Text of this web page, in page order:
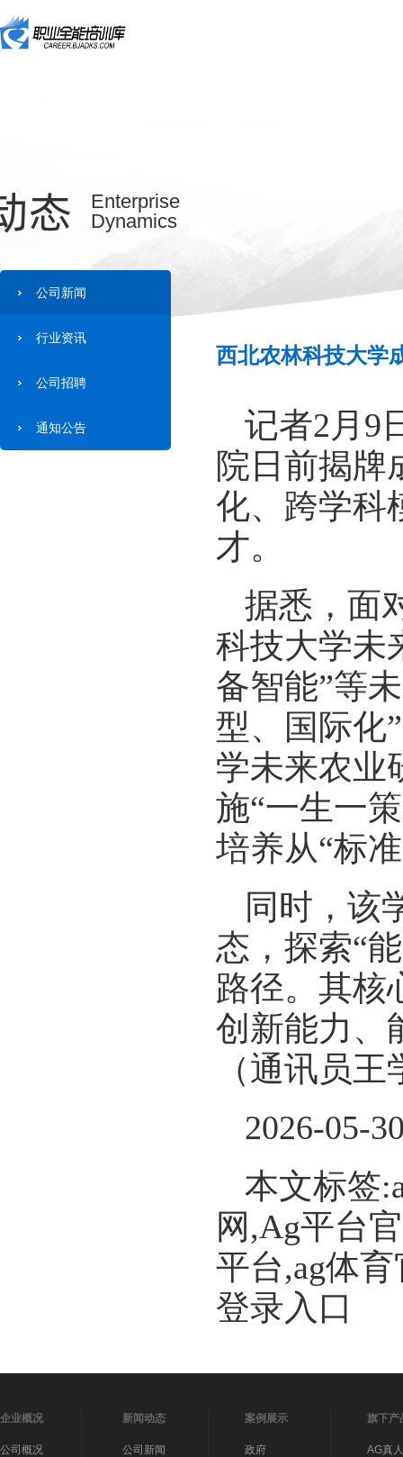
态
Enterprise
Dynamics
公司新闻
行业资讯
公司招聘
通知公告
西北农林科技大学
记者2月9
院日前揭牌
化、跨学科
才。
据悉，面
科技大学未
备智能”等
型、国际化
学未来农业
施“一生一
培养从“标
同时，该
态，探索“
路径。其核
创新能力、
（通讯员
2026-05-
本文标签
网,Ag平台
平台,ag体
登录入口
企业概况
公司概况
新闻动态
公司新闻
案例展示
政府
旗下产
AG真